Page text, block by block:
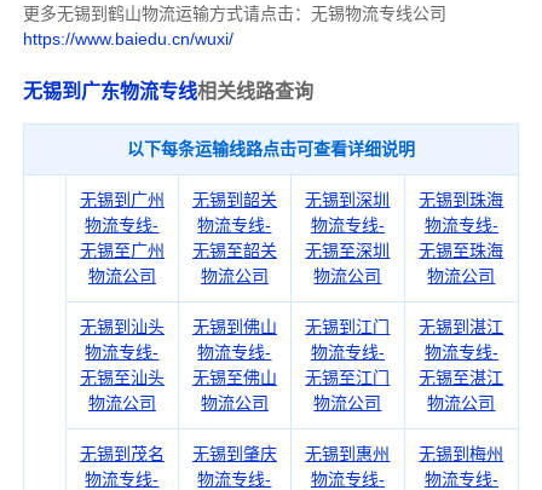
更多无锡到鹤山物流运输方式请点击：无锡物流专线公司
https://www.baiedu.cn/wuxi/
无锡到广东物流专线相关线路查询
以下每条运输线路点击可查看详细说明
无锡到广州
物流专线-
无锡至广州
物流公司
无锡到韶关
物流专线-
无锡至韶关
物流公司
无锡到深圳
物流专线-
无锡至深圳
物流公司
无锡到珠海
物流专线-
无锡至珠海
物流公司
无锡到汕头
物流专线-
无锡至汕头
物流公司
无锡到佛山
物流专线-
无锡至佛山
物流公司
无锡到江门
物流专线-
无锡至江门
物流公司
无锡到湛江
物流专线-
无锡至湛江
物流公司
无锡到茂名
物流专线-
无锡到肇庆
物流专线-
无锡到惠州
物流专线-
无锡到梅州
物流专线-